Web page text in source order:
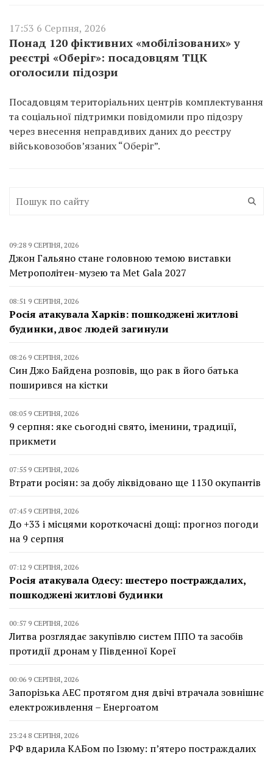
17:53 6 Серпня, 2026
Понад 120 фіктивних «мобілізованих» у
реєстрі «Оберіг»: посадовцям ТЦК
оголосили підозри
Посадовцям територіальних центрів комплектування
та соціальної підтримки повідомили про підозру
через внесення неправдивих даних до реєстру
військовозобов’язаних “Оберіг”.
09:28 9 СЕРПНЯ, 2026
Джон Гальяно стане головною темою виставки
Метрополітен-музею та Met Gala 2027
08:51 9 СЕРПНЯ, 2026
Росія атакувала Харків: пошкоджені житлові
будинки, двоє людей загинули
08:26 9 СЕРПНЯ, 2026
Син Джо Байдена розповів, що рак в його батька
поширився на кістки
08:05 9 СЕРПНЯ, 2026
9 серпня: яке сьогодні свято, іменини, традиції,
прикмети
07:55 9 СЕРПНЯ, 2026
Втрати росіян: за добу ліквідовано ще 1130 окупантів
07:45 9 СЕРПНЯ, 2026
До +33 і місцями короткочасні дощі: прогноз погоди
на 9 серпня
07:12 9 СЕРПНЯ, 2026
Росія атакувала Одесу: шестеро постраждалих,
пошкоджені житлові будинки
00:57 9 СЕРПНЯ, 2026
Литва розглядає закупівлю систем ППО та засобів
протидії дронам у Південної Кореї
00:06 9 СЕРПНЯ, 2026
Запорізька АЕС протягом дня двічі втрачала зовнішнє
електроживлення – Енергоатом
23:24 8 СЕРПНЯ, 2026
РФ вдарила КАБом по Ізюму: п’ятеро постраждалих